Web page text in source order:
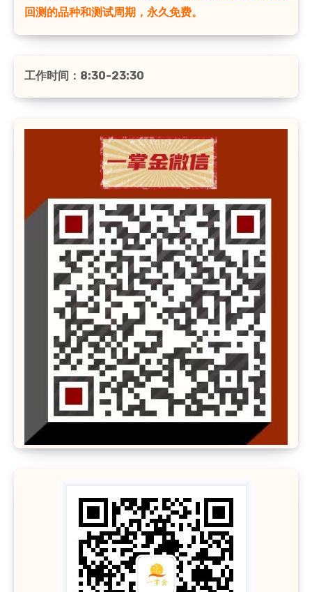
回测的品种和测试周期，永久免费。
工作时间：8:30-23:30